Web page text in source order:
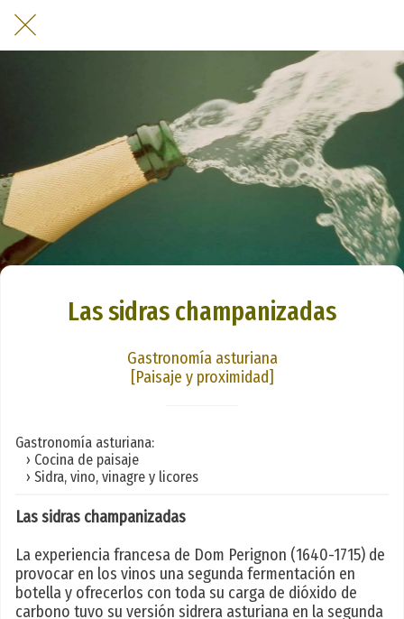
Las sidras champanizadas
Gastronomía asturiana
[Paisaje y proximidad]
Gastronomía asturiana:
› Cocina de paisaje
› Sidra, vino, vinagre y licores
Las sidras champanizadas
La experiencia francesa de Dom Perignon (1640-1715) de
provocar en los vinos una segunda fermentación en
botella y ofrecerlos con toda su carga de dióxido de
carbono tuvo su versión sidrera asturiana en la segunda